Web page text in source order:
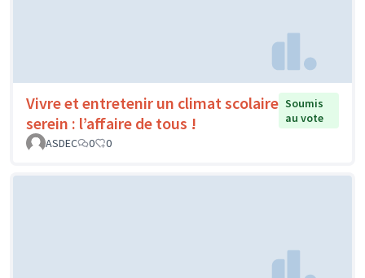
Vivre et entretenir un climat scolaire
serein : l’affaire de tous !
Soumis
au vote
ASDEC
0 0